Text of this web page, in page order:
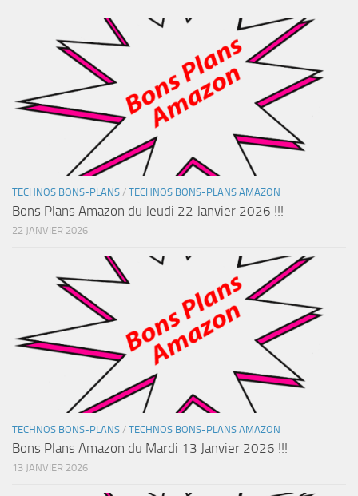
TECHNOS BONS-PLANS / TECHNOS BONS-PLANS AMAZON
Bons Plans Amazon du Jeudi 22 Janvier 2026 !!!
22 JANVIER 2026
TECHNOS BONS-PLANS / TECHNOS BONS-PLANS AMAZON
Bons Plans Amazon du Mardi 13 Janvier 2026 !!!
13 JANVIER 2026